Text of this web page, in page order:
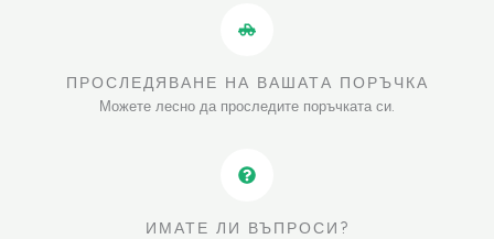
ПРОСЛЕДЯВАНЕ НА ВАШАТА ПОРЪЧКА
Можете лесно да проследите поръчката си.
ИМАТЕ ЛИ ВЪПРОСИ?